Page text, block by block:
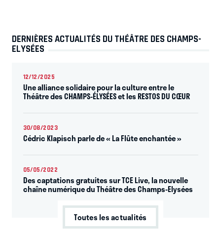
DERNIÈRES ACTUALITÉS DU THÉÂTRE DES CHAMPS-
ELYSÉES
12/12/2025
Une alliance solidaire pour la culture entre le
Théâtre des CHAMPS-ÉLYSÉES et les RESTOS DU CŒUR
30/08/2023
Cédric Klapisch parle de « La Flûte enchantée »
05/05/2022
Des captations gratuites sur TCE Live, la nouvelle
chaîne numérique du Théâtre des Champs-Elysées
Toutes les actualités